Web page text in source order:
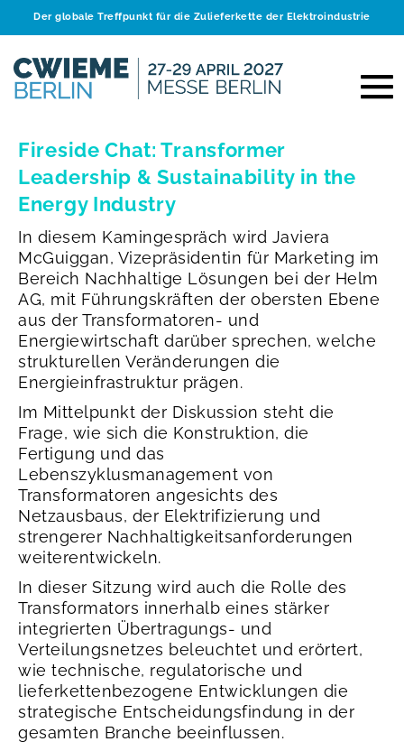
Der globale Treffpunkt für die Zulieferkette der Elektroindustrie
Fireside Chat: Transformer
Leadership & Sustainability in the
Energy Industry
In diesem Kamingespräch wird Javiera
McGuiggan, Vizepräsidentin für Marketing im
Bereich Nachhaltige Lösungen bei der Helm
AG, mit Führungskräften der obersten Ebene
aus der Transformatoren- und
Energiewirtschaft darüber sprechen, welche
strukturellen Veränderungen die
Energieinfrastruktur prägen.
Im Mittelpunkt der Diskussion steht die
Frage, wie sich die Konstruktion, die
Fertigung und das
Lebenszyklusmanagement von
Transformatoren angesichts des
Netzausbaus, der Elektrifizierung und
strengerer Nachhaltigkeitsanforderungen
weiterentwickeln.
In dieser Sitzung wird auch die Rolle des
Transformators innerhalb eines stärker
integrierten Übertragungs- und
Verteilungsnetzes beleuchtet und erörtert,
wie technische, regulatorische und
lieferkettenbezogene Entwicklungen die
strategische Entscheidungsfindung in der
gesamten Branche beeinflussen.